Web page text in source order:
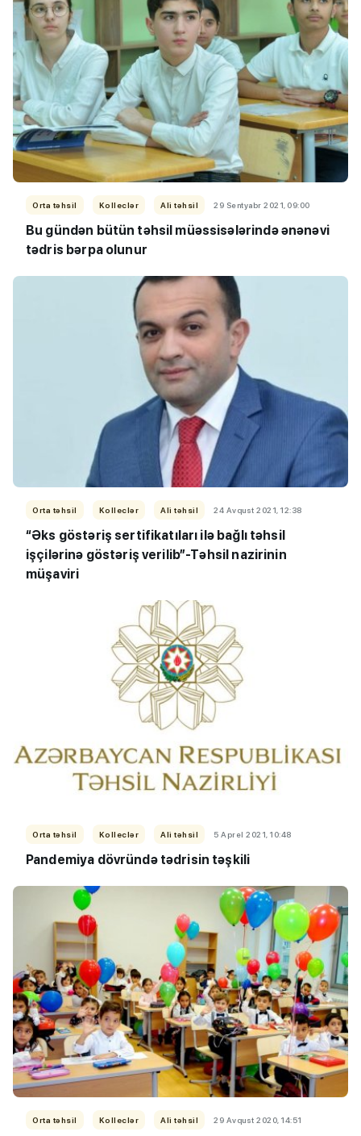
Orta təhsil Kolleclər Ali təhsil 29 Sentyabr 2021, 09:00
Bu gündən bütün təhsil müəssisələrində ənənəvi
tədris bərpa olunur
Orta təhsil Kolleclər Ali təhsil 24 Avqust 2021, 12:38
“Əks göstəriş sertifikatıları ilə bağlı təhsil
işçilərinə göstəriş verilib”-Təhsil nazirinin
müşaviri
Orta təhsil Kolleclər Ali təhsil 5 Aprel 2021, 10:48
Pandemiya dövründə tədrisin təşkili
Orta təhsil Kolleclər Ali təhsil 29 Avqust 2020, 14:51